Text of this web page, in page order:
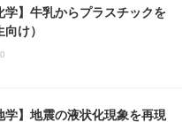
学】牛乳からプラスチックを
け）
学】地震の液状化現象を再現